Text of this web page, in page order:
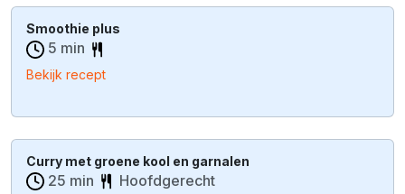
Smoothie plus
5 min
Bekijk recept
Curry met groene kool en garnalen
25 min Hoofdgerecht